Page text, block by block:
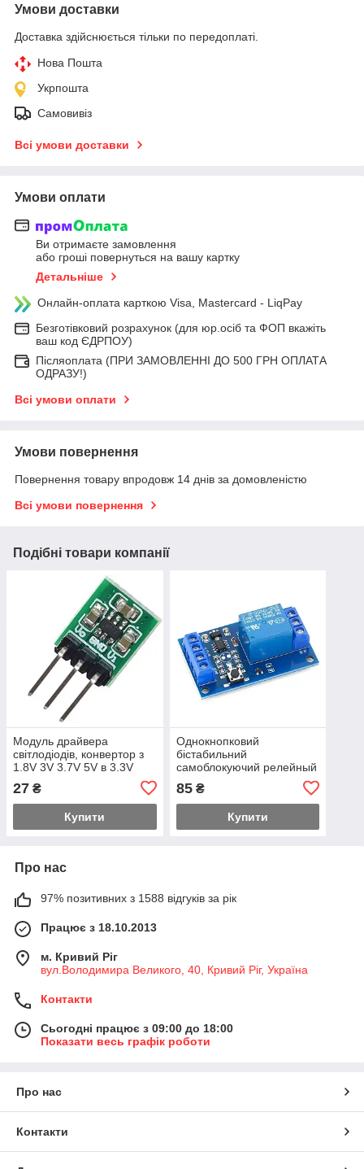
Умови доставки
Доставка здійснюється тільки по передоплаті.
Нова Пошта
Укрпошта
Самовивіз
Всі умови доставки
Умови оплати
Ви отримаєте замовлення
або гроші повернуться на вашу картку
Детальніше
Онлайн-оплата карткою Visa, Mastercard - LiqPay
Безготівковий розрахунок (для юр.осіб та ФОП вкажіть
ваш код ЄДРПОУ)
Післяоплата (ПРИ ЗАМОВЛЕННІ ДО 500 ГРН ОПЛАТА
ОДРАЗУ!)
Всі умови оплати
Умови повернення
Повернення товару впродовж 14 днів за домовленістю
Всі умови повернення
Подібні товари компанії
Модуль драйвера
світлодіодів, конвертор з
1.8V 3V 3.7V 5V в 3.3V
27 ₴
Купити
Однокнопковий
бістабильний
самоблокуючий релейный
85₴
Купити
Про нас
97% позитивних з 1588 відгуків за рік
Працює з 18.10.2013
м. Кривий Ріг
вул.Володимира Великого, 40, Кривий Ріг, Україна
Контакти
Сьогодні працює з 09:00 до 18:00
Показати весь графік роботи
Про нас
Контакти